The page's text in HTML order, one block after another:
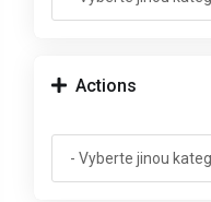
Actions